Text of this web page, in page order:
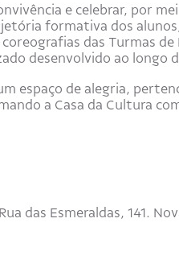
e celebrar, por
formativa dos
das Turmas
desenvolvido ao longo
espaço de alegria,
a Casa da Cultura
das Esmeraldas, 141.